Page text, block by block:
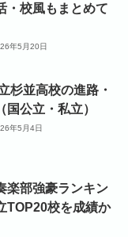
・校風もまとめて
年5月20日
杉並高校の進路・
公立・私立）
年5月4日
楽部強豪ランキン
TOP20校を成績か